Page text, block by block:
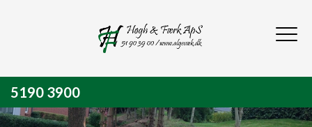
5190 3900